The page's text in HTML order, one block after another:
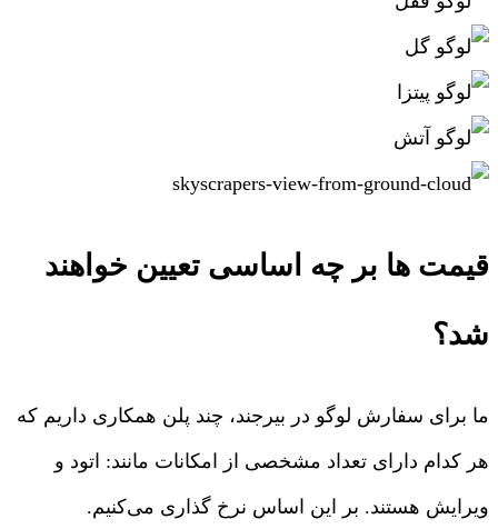
قیمت ها بر چه اساسی تعیین خواهند
شد؟
ما برای سفارش لوگو در بیرجند، چند پلن همکاری داریم که
هر کدام دارای تعداد مشخصی از امکانات مانند: اتود و
ویرایش هستند. بر این اساس نرخ گذاری می‌کنیم.